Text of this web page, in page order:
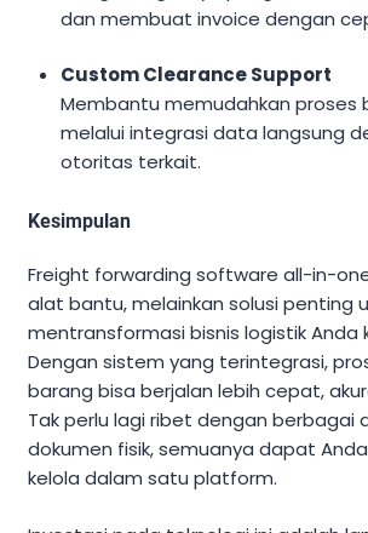
dan membuat invoice dengan
Custom Clearance Support
Membantu memudahkan proses
melalui integrasi data langsung
otoritas terkait.
Kesimpulan
Freight forwarding software all-in-
alat bantu, melainkan solusi penting
mentransformasi bisnis logistik Anda
Dengan sistem yang terintegrasi,
barang bisa berjalan lebih cepat,
Tak perlu lagi ribet dengan berbagai
dokumen fisik, semuanya dapat
kelola dalam satu platform.